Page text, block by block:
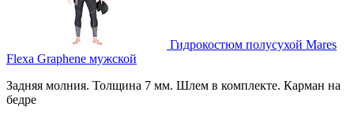
Гидрокостюм полусухой Mares
Flexa Graphene мужской
Задняя молния. Толщина 7 мм. Шлем в комплекте. Карман на
бедре